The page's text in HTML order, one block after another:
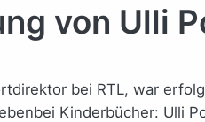
von Ulli
bei RTL, war
Kinderbücher: Ulli